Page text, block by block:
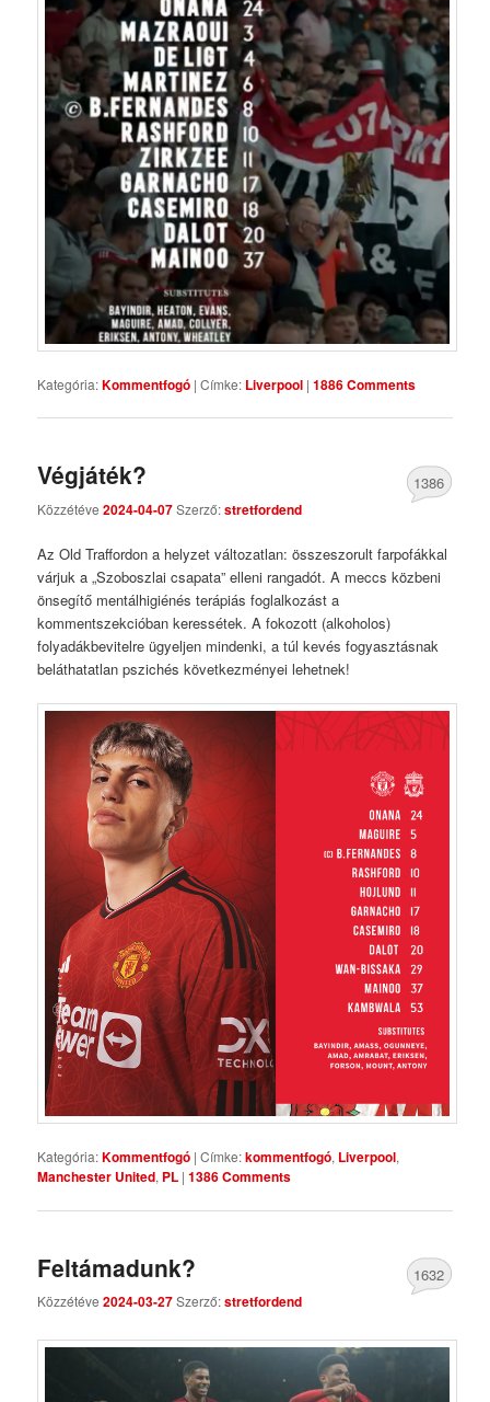
Kategória:Kommentfogó |Címke: Liverpool |1886 Comments
Végjáték?
Közzétéve2024-04-07Szerző:stretfordend
1386
Az Old Traffordon a helyzet változatlan: összeszorult farpofákkal
várjuk a „Szoboszlai csapata” elleni rangadót. A meccs közbeni
önsegítő mentálhigiénés terápiás foglalkozást a
kommentszekcióban keressétek. A fokozott (alkoholos)
folyadákbevitelre ügyeljen mindenki, a túl kevés fogyasztásnak
beláthatatlan pszichés következményei lehetnek!
Kategória:Kommentfogó |Címke:kommentfogó, Liverpool,
Manchester United, PL |1386 Comments
Feltámadunk?
Közzétéve2024-03-27Szerző:stretfordend
1632